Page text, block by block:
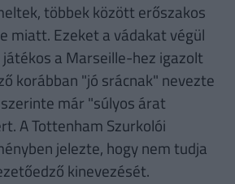
többek között erőszakos
miatt. Ezeket a vádakat végül
a Marseille-hez igazolt
korábban "jó srácnak" nevezte
már "súlyos árat
A Tottenham Szurkolói
jelezte, hogy nem tudja
kinevezését.